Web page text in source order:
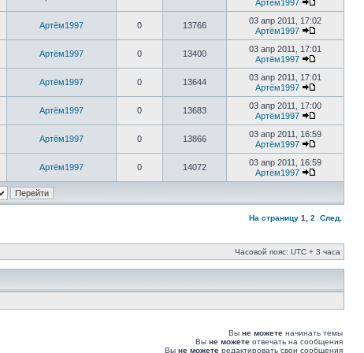
Артём1997
Артём1997 0 13766
03 апр 2011, 17:02
Артём1997
Артём1997 0 13400
03 апр 2011, 17:01
Артём1997
Артём1997 0 13644
03 апр 2011, 17:01
Артём1997
Артём1997 0 13683
03 апр 2011, 17:00
Артём1997
Артём1997 0 13866
03 апр 2011, 16:59
Артём1997
Артём1997 0 14072
03 апр 2011, 16:59
Артём1997
На страницу 1 2 След.
Часовой пояс: UTC + 3 часа
Вы не можете начинать темы
Вы не можете отвечать на сообщения
Вы не можете редактировать свои сообщения